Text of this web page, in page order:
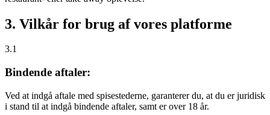
3. Vilkår for brug af vores platforme
3.1
Bindende aftaler:
Ved at indgå aftale med spisestederne, garanterer du, at du er juridisk
i stand til at indgå bindende aftaler, samt er over 18 år.